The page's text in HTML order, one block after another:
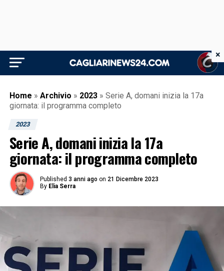
Home » Archivio » 2023 » Serie A, domani inizia la 17a
giornata: il programma completo
2023
Serie A, domani inizia la 17a
giornata: il programma completo
Published 3 anni ago on 21 Dicembre 2023
By Elia Serra
×